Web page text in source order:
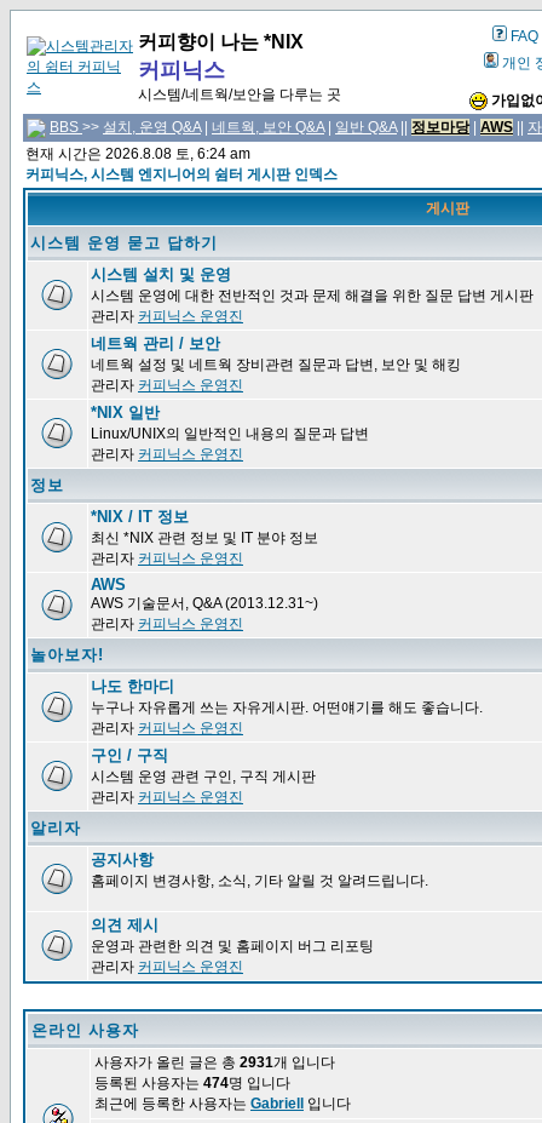
커피향이 나는 *NIX
커피닉스
시스템/네트웍/보안을 다루는 곳
FAQ
개인
가입없
BBS >> 설치, 운영 Q&A| 네트웍, 보안 Q&A| 일반 Q&A|| 정보마당| AWS
현재 시간은 2026.8.08 토, 6:24 am
커피닉스, 시스템 엔지니어의 쉼터 게시판 인덱스
게시판
시스템 운영 묻고 답하기
시스템 설치 및 운영
시스템 운영에 대한 전반적인 것과 문제 해결을 위한 질문 답변 게시판
관리자 커피닉스 운영진
네트웍 관리 / 보안
네트웍 설정 및 네트웍 장비관련 질문과 답변, 보안 및 해킹
관리자 커피닉스 운영진
*NIX 일반
Linux/UNIX의 일반적인 내용의 질문과 답변
관리자 커피닉스 운영진
정보
*NIX / IT 정보
최신 *NIX 관련 정보 및 IT 분야 정보
관리자 커피닉스 운영진
AWS
AWS 기술문서, Q&A (2013.12.31~)
관리자 커피닉스 운영진
놀아보자!
나도 한마디
누구나 자유롭게 쓰는 자유게시판. 어떤얘기를 해도 좋습니다.
관리자 커피닉스 운영진
구인 / 구직
시스템 운영 관련 구인, 구직 게시판
관리자 커피닉스 운영진
알리자
공지사항
홈페이지 변경사항, 소식, 기타 알릴 것 알려드립니다.
의견 제시
운영과 관련한 의견 및 홈페이지 버그 리포팅
관리자 커피닉스 운영진
온라인 사용자
사용자가 올린 글은 총 2931개 입니다
등록된 사용자는 474명 입니다
최근에 등록한 사용자는 Gabriell
입니다